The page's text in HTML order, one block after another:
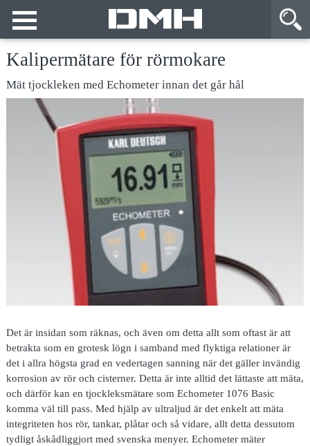
Kalipermätare för rörmokare
Mät tjockleken med Echometer innan det går hål
Det är insidan som räknas, och även om detta allt som oftast är att
betrakta som en grotesk lögn i samband med flyktiga relationer är
det i allra högsta grad en vedertagen sanning när det gäller invändig
korrosion av rör och cisterner. Detta är inte alltid det lättaste att mäta,
och därför kan en tjockleksmätare som Echometer 1076 Basic
komma väl till pass. Med hjälp av ultraljud är det enkelt att mäta
integriteten hos rör, tankar, plåtar och så vidare, allt detta dessutom
tydligt åskådliggjort med svenska menyer. Echometer mäter